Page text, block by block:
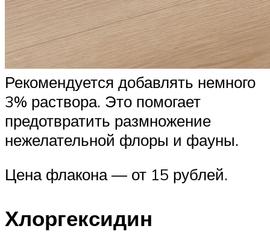
Рекомендуется добавлять немного
3% раствора. Это помогает
предотвратить размножение
нежелательной флоры и фауны.
Цена флакона — от 15 рублей.
Хлоргексидин